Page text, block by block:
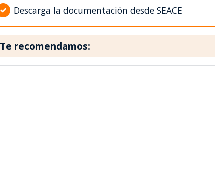
Descarga la documentación desde SEACE
Te recomendamos: